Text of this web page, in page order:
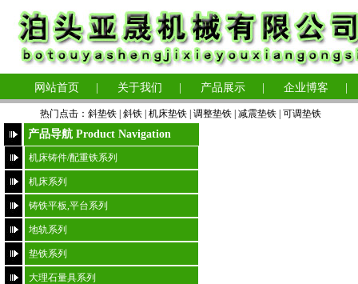
网站首页 关于我们 产品展示 企业博客
热门点击： 斜垫铁 斜铁 | 机床垫铁 调整垫铁 减震垫铁 可调垫铁
产品导航 Product Navigation
机床铸件/配重铁系列
机床系列
铸铁平板,平台系列
地轨系列
垫铁系列
大理石量具系列